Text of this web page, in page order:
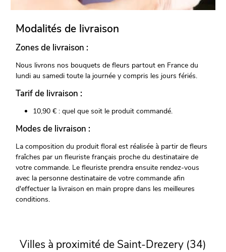
Modalités de livraison
Zones de livraison :
Nous livrons nos bouquets de fleurs partout en France du
lundi au samedi toute la journée y compris les jours fériés.
Tarif de livraison :
10,90 € : quel que soit le produit commandé.
Modes de livraison :
La composition du produit floral est réalisée à partir de fleurs
fraîches par un fleuriste français proche du destinataire de
votre commande. Le fleuriste prendra ensuite rendez-vous
avec la personne destinataire de votre commande afin
d'effectuer la livraison en main propre dans les meilleures
conditions.
Villes à proximité de Saint-Drezery (34)